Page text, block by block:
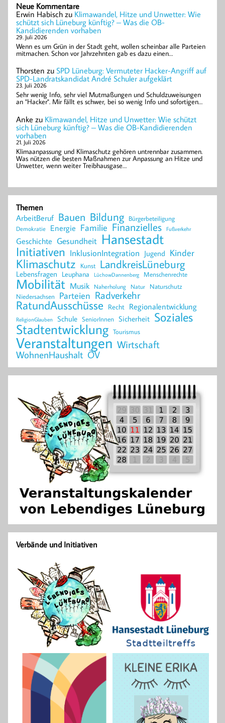
Neue Kommentare
Erwin Habisch zu Klimawandel, Hitze und Unwetter: Wie
schützt sich Lüneburg künftig? – Was die OB-
Kandidierenden vorhaben
29. Juli 2026
Wenn es um Grün in der Stadt geht, wollen scheinbar alle Parteien
mitmachen. Schon vor Jahrzehnten gab es dazu einen…
Thorsten zu SPD Lüneburg: Vermuteter Hacker-Angriff auf
SPD-Landratskandidat André Schuler aufgeklärt
23. Juli 2026
Sehr wenig Info, sehr viel Mutmaßungen und Schuldzuweisungen
an "Hacker". Mir fällt es schwer, bei so wenig Info und sofortigen…
Anke zu Klimawandel, Hitze und Unwetter: Wie schützt
sich Lüneburg künftig? – Was die OB-Kandidierenden
vorhaben
21. Juli 2026
Klimaanpassung und Klimaschutz gehören untrennbar zusammen.
Was nützen die besten Maßnahmen zur Anpassung an Hitze und
Unwetter, wenn weiter Treibhausgase…
Themen
ArbeitBeruf Bauen Bildung Bürgerbeteiligung
Demokratie Energie Familie Finanzielles Fußverkehr
Geschichte Gesundheit Hansestadt
Initiativen InklusionIntegration Jugend Kinder
Klimaschutz Kunst LandkreisLüneburg
Lebensfragen Leuphana LüchowDannenberg Menschenrechte
Mobilität Musik Naherholung Natur Naturschutz
Niedersachsen Parteien Radverkehr
RatundAusschüsse Recht Regionalentwicklung
ReligionGlauben Schule SeniorInnen Sicherheit Soziales
Stadtentwicklung Tourismus
Veranstaltungen Wirtschaft
WohnenHaushalt ÖV
Verbände und Initiativen